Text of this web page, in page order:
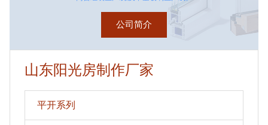
公司简介
山东阳光房制作厂家
平开系列